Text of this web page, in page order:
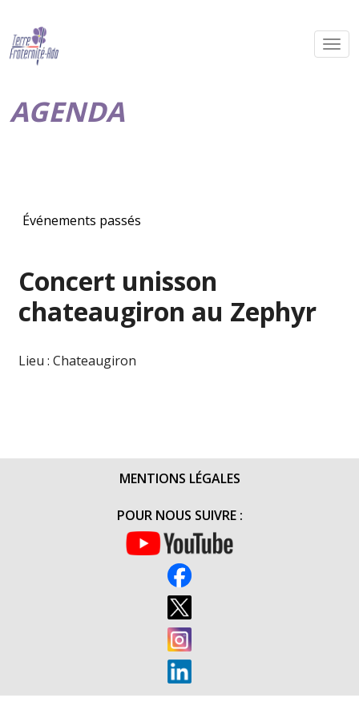
AGENDA
Événements passés
Concert unisson
chateaugiron au Zephyr
Lieu : Chateaugiron
MENTIONS LÉGALES
POUR NOUS SUIVRE :